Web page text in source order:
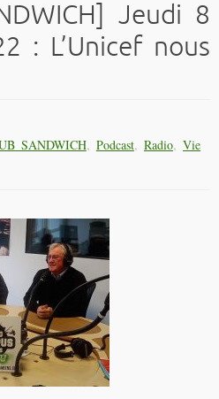
Jeudi 8
: L’Unicef nous
SANDWICH, Podcast, Radio,Vie